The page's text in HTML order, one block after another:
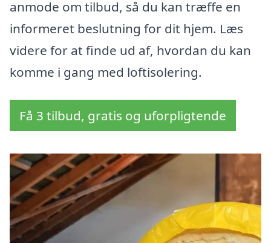
anmode om tilbud, så du kan træffe en
informeret beslutning for dit hjem. Læs
videre for at finde ud af, hvordan du kan
komme i gang med loftisolering.
Få 3 tilbud, gratis og uforpligtende